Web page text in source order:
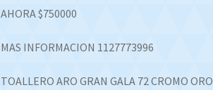
AHORA $750000
MAS INFORMACION 1127773996
TOALLERO ARO GRAN GALA 72 CROMO ORO